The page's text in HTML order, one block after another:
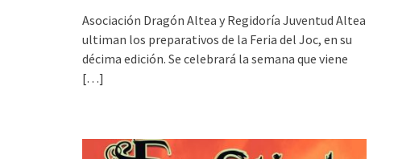
Asociación Dragón Altea y Regidoría Juventud Altea
ultiman los preparativos de la Feria del Joc, en su
décima edición. Se celebrará la semana que viene
[…]